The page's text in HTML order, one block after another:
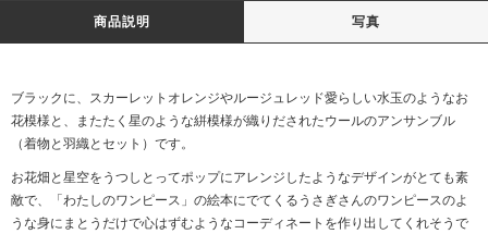
商品説明 写真
ブラックに、スカーレットオレンジやルージュレッド愛らしい水玉のようなお
花模様と、またたく星のような絣模様が織りだされたウールのアンサンブル
（着物と羽織とセット）です。
お花畑と星空をうつしとってポップにアレンジしたようなデザインがとても素
敵で、「わたしのワンピース」の絵本にでてくるうさぎさんのワンピースのよ
うな身にまとうだけで心はずむようなコーディネートを作り出してくれそうで